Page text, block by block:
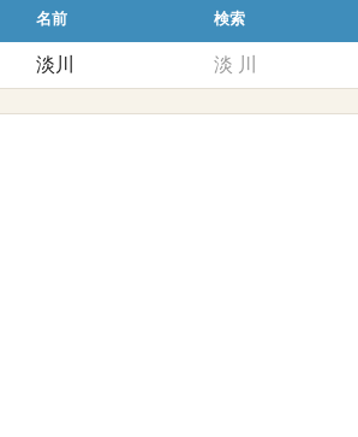
名前 検索
淡川 淡 川